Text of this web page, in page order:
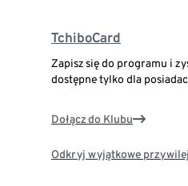
TchiboCard
Zapisz się do programu i
dostępne tylko dla
Dołącz do Klubu
Odkryj wyjątkowe